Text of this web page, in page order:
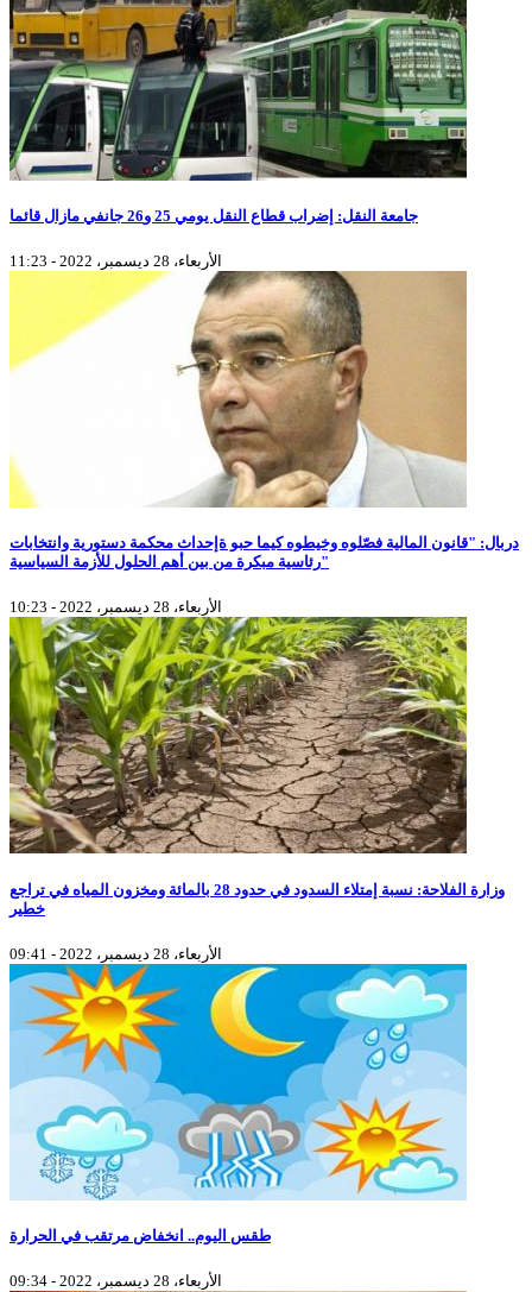
جامعة النقل: إضراب قطاع النقل يومي 25 و26 جانفي مازال قائما
الأربعاء، 28 ديسمبر، 2022 - 11:23
دربال: "قانون المالية فصّلوه وخيطوه كيما حبو ةإحداث محكمة دستورية وانتخابات
رئاسية مبكرة من بين أهم الحلول للأزمة السياسية"
الأربعاء، 28 ديسمبر، 2022 - 10:23
وزارة الفلاحة: نسبة إمتلاء السدود في حدود 28 بالمائة ومخزون المياه في تراجع
خطير
الأربعاء، 28 ديسمبر، 2022 - 09:41
طقس اليوم.. انخفاض مرتقب في الحرارة
الأربعاء، 28 ديسمبر، 2022 - 09:34